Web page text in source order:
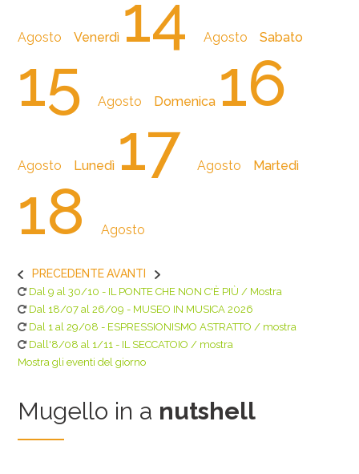
Agosto Venerdì 14Agosto Sabato
15Agosto Domenica 16
Agosto Lunedì 17Agosto Martedì
18Agosto
PRECEDENTE AVANTI
Dal 9 al 30/10 - IL PONTE CHE NON C'È PIÙ / Mostra
Dal 18/07 al 26/09 - MUSEO IN MUSICA 2026
Dal 1 al 29/08 - ESPRESSIONISMO ASTRATTO / mostra
Dall'8/08 al 1/11 - IL SECCATOIO / mostra
Mostra gli eventi del giorno
Mugello in a nutshell